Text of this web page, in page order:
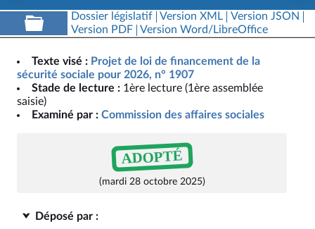
Dossier législatif Version XML
Version JSON
Version PDF
Version Word/LibreOffice
Texte visé : Projet de loi de financement de la
sécurité sociale pour 2026, n° 1907
Stade de lecture : 1ère lecture (1ère assemblée
saisie)
Examiné par : Commission des affaires sociales
ADOPTÉ
(mardi 28 octobre 2025)
Déposé par :